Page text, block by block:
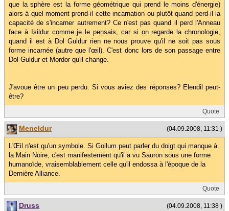
que la sphère est la forme géométrique qui prend le moins d'énergie)
alors à quel moment prend-il cette incarnation ou plutôt quand perd-il la
capacité de s'incarner autrement? Ce n'est pas quand il perd l'Anneau
face à Isildur comme je le pensais, car si on regarde la chronologie,
quand il est à Dol Guldur rien ne nous prouve qu'il ne soit pas sous
forme incarnée (autre que l'œil). C'est donc lors de son passage entre
Dol Guldur et Mordor qu'il change.
J'avoue être un peu perdu. Si vous aviez des réponses? Elendil peut-
être?
Quote
(04.09.2008, 11:31 )
Meneldur
L'Œil n'est qu'un symbole. Si Gollum peut parler du doigt qui manque à
la Main Noire, c'est manifestement qu'il a vu Sauron sous une forme
humanoïde, vraisemblablement celle qu'il endossa à l'époque de la
Dernière Alliance.
Quote
(04.09.2008, 11:38 )
Druss